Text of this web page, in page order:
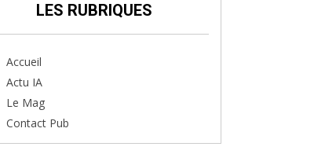
LES RUBRIQUES
Accueil
Actu IA
Le Mag
Contact Pub